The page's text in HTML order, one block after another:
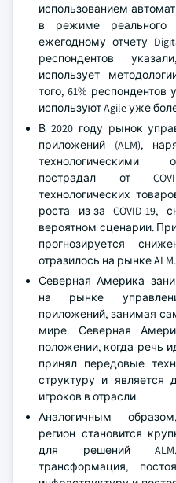
использованием
в режиме реального
ежегодному отчету
респондентов
использует
того, 61% респондентов
используют Agile уже
В 2020 году рынок
приложений (ALM),
технологическими
пострадал от
технологических
роста из-за COVID-
вероятном сценарии.
прогнозируется
отразилось на рынке ALM.
Северная Америка
на рынке
приложений, занимая
мире. Северная
положении, когда речь
принял передовые
структуру и
игроков в отрасли.
Аналогичным
регион становится
для решений
трансформация,